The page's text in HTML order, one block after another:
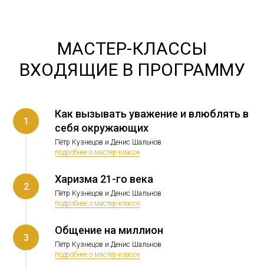
МАСТЕР-КЛАССЫ
ВХОДЯЩИЕ В ПРОГРАММУ
1
Как вызывать уважение и влюблять в
себя окружающих
Пётр Кузнецов и Денис Шальнов
подробнее о мастер-классе
2
Харизма 21-го века
Пётр Кузнецов и Денис Шальнов
подробнее о мастер-классе
3
Общение на миллион
Пётр Кузнецов и Денис Шальнов
подробнее о мастер-классе